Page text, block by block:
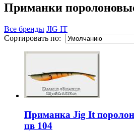
Приманки
Все бренды JIG IT
Сортировать по:
Приманка Jig It
цв 104